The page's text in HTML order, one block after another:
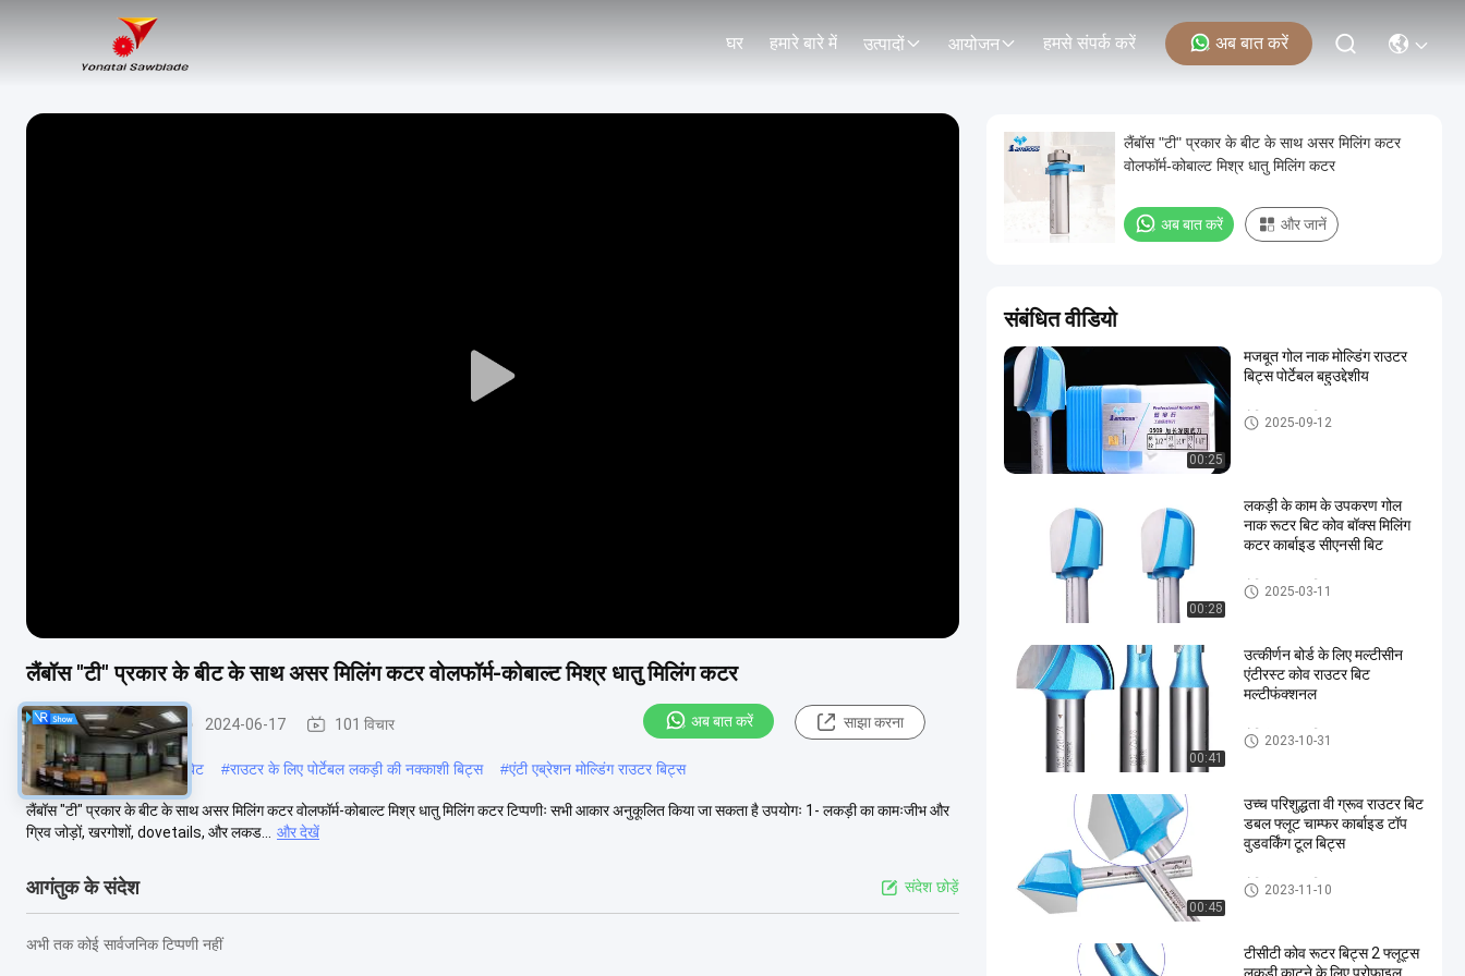
घर हमारे बारे में उत्पादों आयोजन हमसे संपर्क करें अब बात करें
Play
लैंबॉस "टी" प्रकार के बीट के साथ असर मिलिंग कटर वोलफॉर्म-कोबाल्ट मिश्र धातु मिलिंग कटर
मोल्डिंग राउटर बिट्स 2024-06-17 101 विचार अब बात करें साझा करना
#संक्षारण प्रतिरोधी वी राउटर बिट #राउटर के लिए पोर्टेबल लकड़ी की नक्काशी बिट्स #एंटी एब्रेशन मोल्डिंग राउटर बिट्स
लैंबॉस "टी" प्रकार के बीट के साथ असर मिलिंग कटर वोलफॉर्म-कोबाल्ट मिश्र धातु मिलिंग कटर टिप्पणीः सभी आकार अनुकूलित किया जा सकता है उपयोगः 1- लकड़ी का कामःजीभ और
ग्रिव जोड़ों, खरगोशों, dovetails, और लकड...
और देखें
आगंतुक के संदेश संदेश छोड़ें
अभी तक कोई सार्वजनिक टिप्पणी नहीं
लैंबॉस "टी" प्रकार के बीट के साथ असर मिलिंग कटर
वोलफॉर्म-कोबाल्ट मिश्र धातु मिलिंग कटर
अब बात करें और जानें
संबंधित वीडियो
00:25
मजबूत गोल नाक मोल्डिंग राउटर
बिट्स पोर्टेबल बहुउद्देशीय
मोल्डिंग राउटर बिट्स
2025-09-12
00:28
लकड़ी के काम के उपकरण गोल
नाक रूटर बिट कोव बॉक्स मिलिंग
कटर कार्बाइड सीएनसी बिट
मोल्डिंग राउटर बिट्स
2025-03-11
00:41
उत्कीर्णन बोर्ड के लिए मल्टीसीन
एंटीरस्ट कोव राउटर बिट
मल्टीफंक्शनल
मोल्डिंग राउटर बिट्स
2023-10-31
00:45
उच्च परिशुद्धता वी ग्रूव राउटर बिट
डबल फ्लूट चाम्फर कार्बाइड टॉप
वुडवर्किंग टूल बिट्स
मोल्डिंग राउटर बिट्स
2023-11-10
टीसीटी कोव रूटर बिट्स 2 फ्लूट्स